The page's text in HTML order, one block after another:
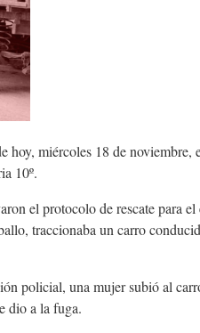
hoy, miércoles 18 de noviembre,
10º.
el protocolo de rescate para el
traccionaba un carro
policial, una mujer subió al
dio a la fuga.